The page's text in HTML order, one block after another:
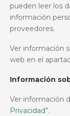
pueden leer los
información
proveedores.
Ver información
web en el
Información
Ver información
Privacidad”.